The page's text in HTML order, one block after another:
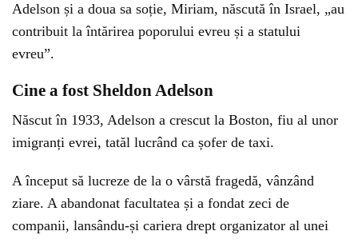
Adelson și a doua sa soție, Miriam, născută în Israel, „au
contribuit la întărirea poporului evreu și a statului
evreu”.
Cine a fost Sheldon Adelson
Născut în 1933, Adelson a crescut la Boston, fiu al unor
imigranți evrei, tatăl lucrând ca șofer de taxi.
A început să lucreze de la o vârstă fragedă, vânzând
ziare. A abandonat facultatea și a fondat zeci de
companii, lansându-și cariera drept organizator al unei